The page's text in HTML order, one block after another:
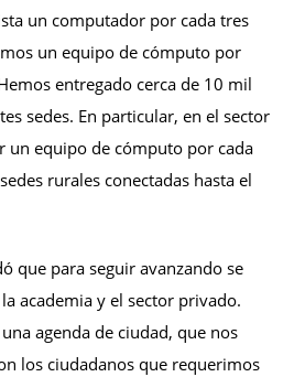
un computador por cada tres
un equipo de cómputo por
entregado cerca de 10 mil
sedes. En particular, en el sector
un equipo de cómputo por cada
rurales conectadas hasta el
que para seguir avanzando se
academia y el sector privado.
agenda de ciudad, que nos
los ciudadanos que requerimos